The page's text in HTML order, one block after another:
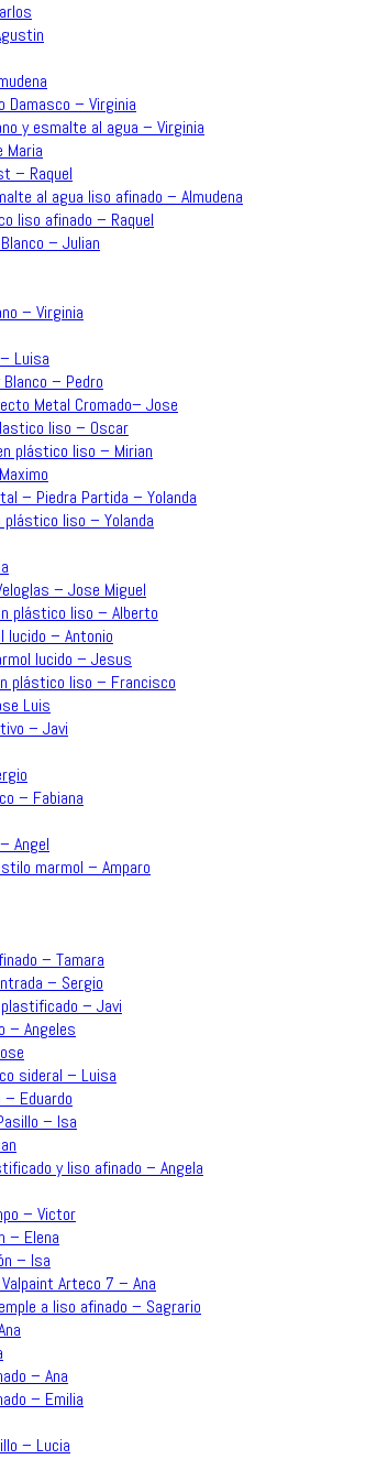
Damasco – Virginia
y esmalte al agua – Virginia
Maria
– Raquel
al agua liso afinado – Almudena
liso afinado – Raquel
– Julian
– Virginia
Luisa
– Pedro
Metal Cromado– Jose
liso – Oscar
plástico liso – Mirian
– Piedra Partida – Yolanda
liso – Yolanda
– Jose Miguel
plástico liso – Alberto
lucido – Antonio
lucido – Jesus
plástico liso – Francisco
Luis
– Javi
– Fabiana
Angel
marmol – Amparo
– Tamara
– Sergio
– Javi
– Angeles
sideral – Luisa
– Eduardo
– Isa
y liso afinado – Angela
– Victor
– Elena
– Isa
Arteco 7 – Ana
a liso afinado – Sagrario
– Ana
– Emilia
– Lucia